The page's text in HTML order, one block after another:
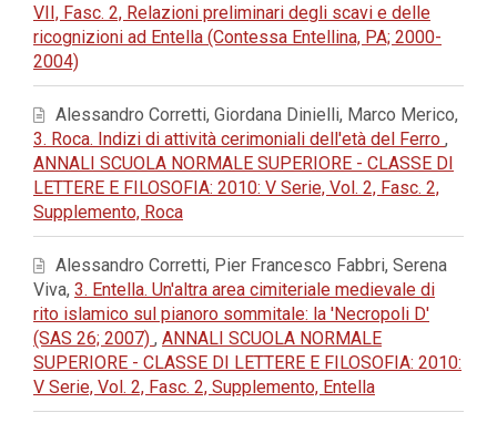
VII, Fasc. 2, Relazioni preliminari degli scavi e delle
ricognizioni ad Entella (Contessa Entellina, PA; 2000-
2004)
Alessandro Corretti, Giordana Dinielli, Marco Merico,
3. Roca. Indizi di attività cerimoniali dell'età del Ferro ,
ANNALI SCUOLA NORMALE SUPERIORE - CLASSE DI
LETTERE E FILOSOFIA: 2010: V Serie, Vol. 2, Fasc. 2,
Supplemento, Roca
Alessandro Corretti, Pier Francesco Fabbri, Serena
Viva, 3. Entella. Un'altra area cimiteriale medievale di
rito islamico sul pianoro sommitale: la 'Necropoli D'
(SAS 26; 2007) , ANNALI SCUOLA NORMALE
SUPERIORE - CLASSE DI LETTERE E FILOSOFIA: 2010:
V Serie, Vol. 2, Fasc. 2, Supplemento, Entella